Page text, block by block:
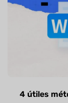
4 útiles